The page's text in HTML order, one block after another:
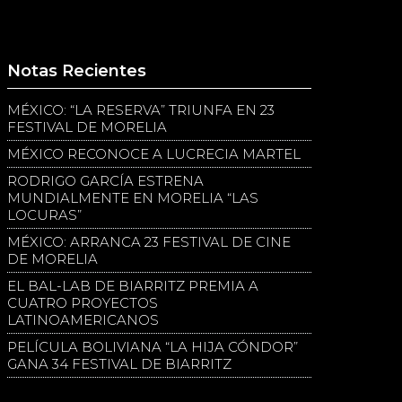
Notas Recientes
MÉXICO: “LA RESERVA” TRIUNFA EN 23
FESTIVAL DE MORELIA
MÉXICO RECONOCE A LUCRECIA MARTEL
RODRIGO GARCÍA ESTRENA
MUNDIALMENTE EN MORELIA “LAS
LOCURAS”
MÉXICO: ARRANCA 23 FESTIVAL DE CINE
DE MORELIA
EL BAL-LAB DE BIARRITZ PREMIA A
CUATRO PROYECTOS
LATINOAMERICANOS
PELÍCULA BOLIVIANA “LA HIJA CÓNDOR”
GANA 34 FESTIVAL DE BIARRITZ